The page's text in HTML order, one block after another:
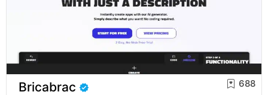
Bricabrac 688